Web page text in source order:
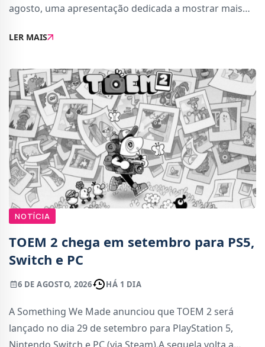
agosto, uma apresentação dedicada a mostrar mais
na Netflix às 17:00 (horário de Portugal Cont
LER MAIS
NOTÍCIA
TOEM 2 chega em setembro para PS5,
Switch e PC
6 DE AGOSTO, 2026 HÁ 1 DIA
A Something We Made anunciou que TOEM 2 será
lançado no dia 29 de setembro para PlayStation 5,
Nintendo Switch e PC (via Steam).A sequela volta a